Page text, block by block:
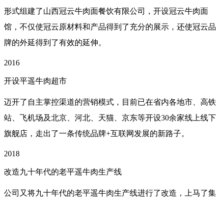
形式组建了山西冠云牛肉面餐饮有限公司，开设冠云牛肉面
馆，不仅使冠云原材料和产品得到了充分的展示，还使冠云品
牌的外延得到了有效的延伸。
2016
开设平遥牛肉超市
迈开了自主掌控渠道的营销模式，目前已在省内各地市、高铁
站、飞机场及北京、河北、天猫、京东等开设30余家线上线下
旗舰店，走出了一条传统品牌+互联网发展的新路子。
2018
改造九十年代的老平遥牛肉生产线
公司又将九十年代的老平遥牛肉生产线进行了改造，上马了集